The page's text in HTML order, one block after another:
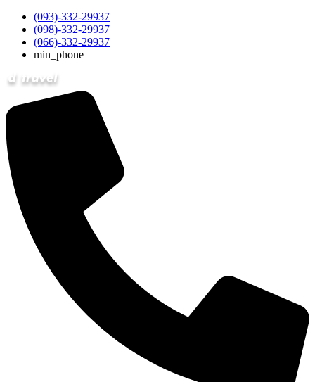
(093)-332-29937
(098)-332-29937
(066)-332-29937
min_phone